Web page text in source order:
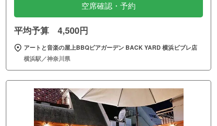
空席確認・予約
平均予算 4,500円
アートと音楽の屋上BBQビアガーデン BACK YARD 横浜ビブレ店
横浜駅／神奈川県